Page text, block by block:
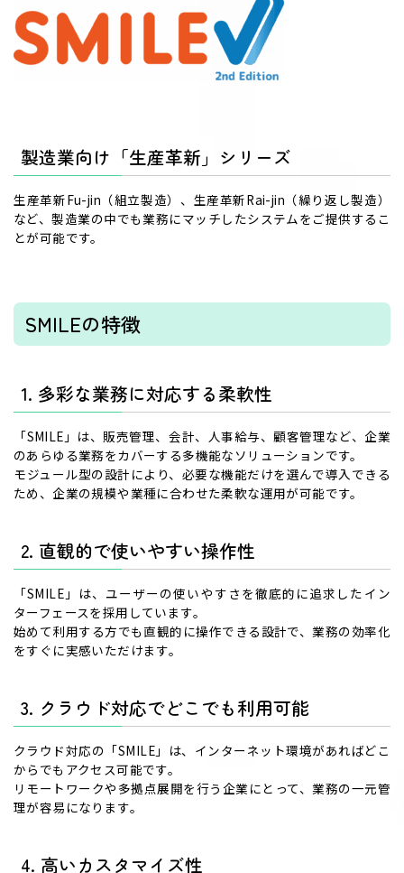
製造業向け「生産革新」シリーズ
生産革新Fu-jin（組立製造）、生産革新Rai-jin（繰り返し製造）
など、製造業の中でも業務にマッチしたシステムをご提供するこ
とが可能です。
SMILEの特徴
1. 多彩な業務に対応する柔軟性
「SMILE」は、販売管理、会計、人事給与、顧客管理など、企業
のあらゆる業務をカバーする多機能なソリューションです。
モジュール型の設計により、必要な機能だけを選んで導入できる
ため、企業の規模や業種に合わせた柔軟な運用が可能です。
2. 直観的で使いやすい操作性
「SMILE」は、ユーザーの使いやすさを徹底的に追求したイン
ターフェースを採用しています。
始めて利用する方でも直観的に操作できる設計で、業務の効率化
をすぐに実感いただけます。
3. クラウド対応でどこでも利用可能
クラウド対応の「SMILE」は、インターネット環境があればどこ
からでもアクセス可能です。
リモートワークや多拠点展開を行う企業にとって、業務の一元管
理が容易になります。
4. 高いカスタマイズ性